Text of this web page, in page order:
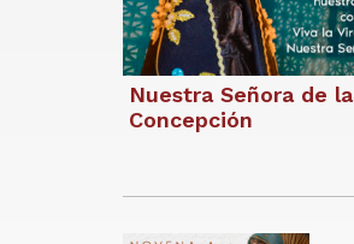
Nuestra Señora de
Concepción